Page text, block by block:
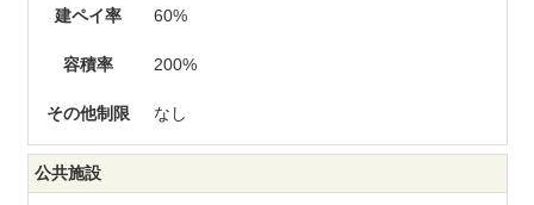
建ペイ率 60%
容積率 200%
その他制限 なし
公共施設